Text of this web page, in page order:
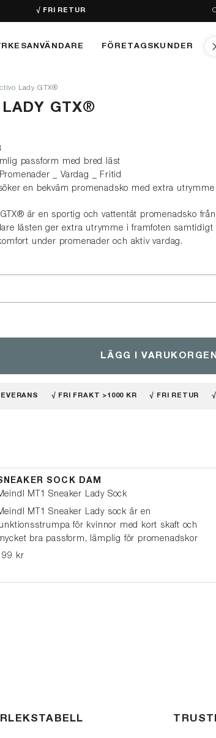
√ FRI RETUR
FÖRETAGSKUNDER
Lady GTX®
GTX®
passform med bred läst
_ Vardag _ Fritid
en bekväm promenadsko med extra utrymme
är en sportig och vattentät promenadsko
lästen ger extra utrymme i framfoten
under promenader och aktiv vardag.
LÄGG I VARUKORGEN
√ FRI FRAKT >1000 KR √ FRI RETUR
SOCK DAM
MT1 Sneaker Lady Sock
MT1 Sneaker Lady sock är en
för kvinnor med kort skaft och
bra passform, lämplig för promenadskor
sneakers.
199 kr